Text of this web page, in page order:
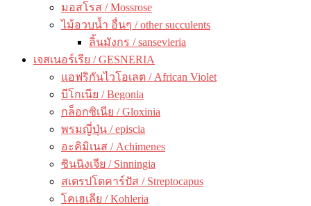
มอสโรส / Mossrose
ไม้อวบน้ำ อื่นๆ / other succulents
ลิ้นมังกร / sansevieria
เจสเนอร์เรีย / GESNERIA
แอฟริกันไวโอเลต / African Violet
บีโกเนีย / Begonia
กล็อกซิเนีย / Gloxinia
พรมญี่ปุ่น / episcia
อะคิมิเนส / Achimenes
ซินนิงเจีย / Sinningia
สเตรปโตคาร์ปัส / Streptocapus
โคเฮเลีย / Kohleria